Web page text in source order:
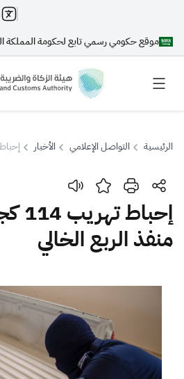
موقع حكومي رسمي تابع لحكومة المملكة
بحث
بحث بحث AI
اقتراحات
الجمارك
ضريبة
الإقرار الضريبي
التصرفات
الرئيسية التواصل الإعلامي الأخبار إحباط تهريب 114
منفذ الربع الخالي